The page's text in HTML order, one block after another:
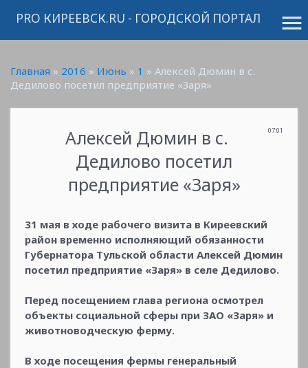
menu
PRO КИРЕЕВСК.RU - ГОРОДСКОЙ ПОРТАЛ
Главная » 2016 » Июнь » 1 » Алексей Дюмин в с.
Дедилово посетил предприятие «Заря»
07:01
Алексей Дюмин в с.
Дедилово посетил
предприятие «Заря»
31 мая в ходе рабочего визита в Киреевский
район временно исполняющий обязанности
Губернатора Тульской области Алексей Дюмин
посетил предприятие «Заря» в селе Дедилово.
Перед посещением глава региона осмотрел
объекты социальной сферы при ЗАО «Заря» и
животноводческую ферму.
В ходе посещения фермы генеральный